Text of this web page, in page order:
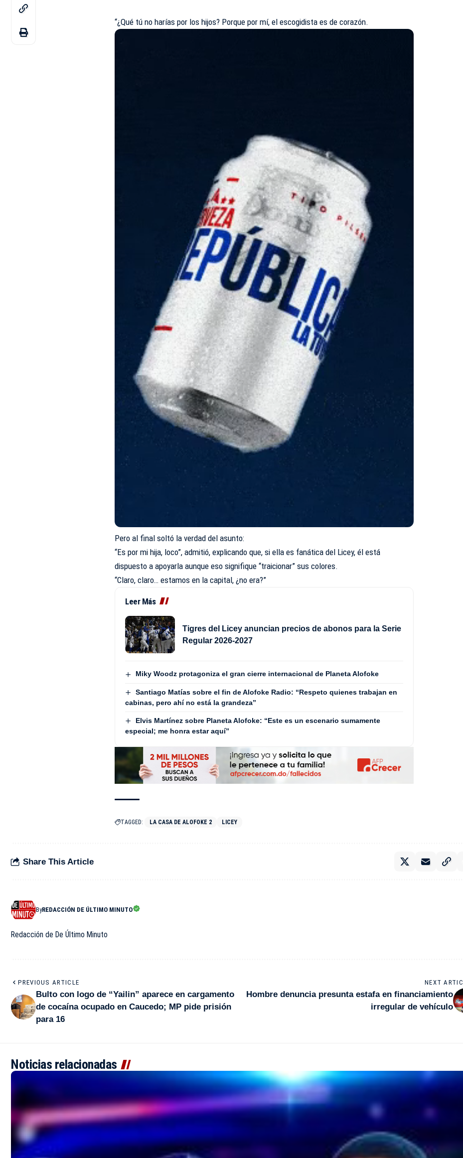
“¿Qué tú no harías por los hijos? Porque por mí, el escogidista es de corazón.
Pero al final soltó la verdad del asunto:
“Es por mi hija, loco”, admitió, explicando que, si ella es fanática del Licey, él está
dispuesto a apoyarla aunque eso signifique “traicionar” sus colores.
“Claro, claro… estamos en la capital, ¿no era?”
Leer Más
Tigres del Licey anuncian precios de abonos para la Serie
Regular 2026-2027
Miky Woodz protagoniza el gran cierre internacional de Planeta Alofoke
Santiago Matías sobre el fin de Alofoke Radio: “Respeto quienes trabajan en
cabinas, pero ahí no está la grandeza”
Elvis Martínez sobre Planeta Alofoke: “Este es un escenario sumamente
especial; me honra estar aquí”
TAGGED: LA CASA DE ALOFOKE 2 LICEY
Share This Article
ByREDACCIÓN DE ÚLTIMO MINUTO
Redacción de De Último Minuto
PREVIOUS ARTICLE
Bulto con logo de “Yailin” aparece en cargamento
de cocaína ocupado en Caucedo; MP pide prisión
para 16
NEXT
Hombre denuncia presunta estafa en financiamiento
irregular de vehículo
Noticias relacionadas